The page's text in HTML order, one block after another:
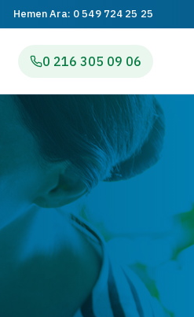
Hemen Ara: 0 549 724 25 25
0 216 305 09 06